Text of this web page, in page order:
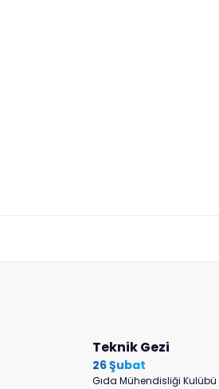
Teknik Gezi
26 Şubat
Gıda Mühendisliği Kulübü